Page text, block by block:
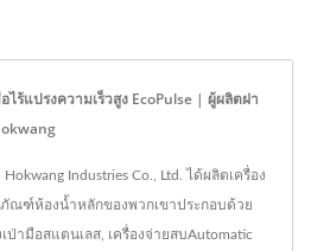
ไร้แปรงความเร็วสูง EcoPulse | ผู้ผลิตฝา
Industries Co., Ltd. ได้ผลิตเครื่อง
ภัณฑ์ห้องน้ำหลักของพวกเขาประกอบด้วย
ป่ามือสแตนเลส, เครื่องจ่ายสบAutomatic